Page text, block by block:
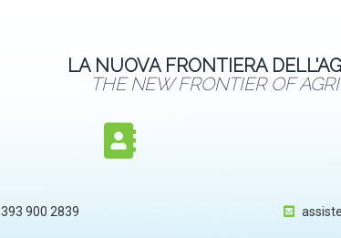
LA NUOVA FRONTIERA
THE NEW FRONTIER OF
393 900 2839